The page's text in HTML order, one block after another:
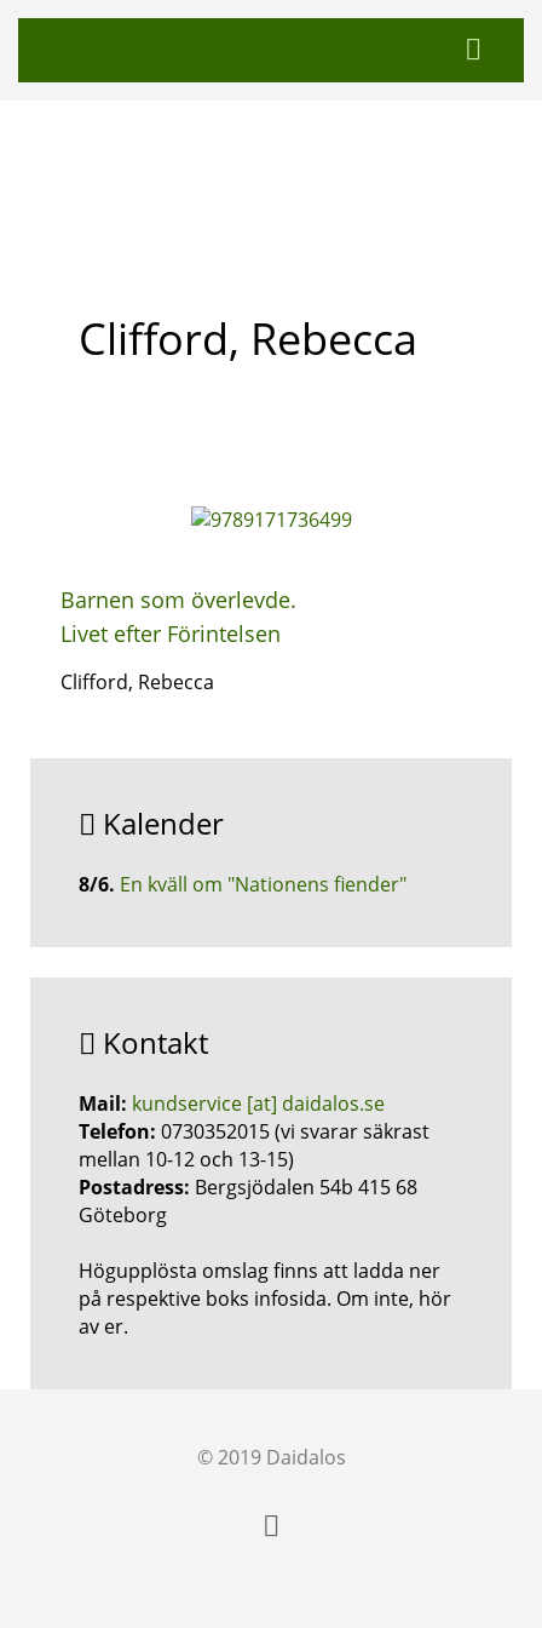
Clifford, Rebecca
Barnen som överlevde.
Livet efter Förintelsen
Clifford, Rebecca
Kalender
8/6. En kväll om "Nationens fiender"
Kontakt
Mail: kundservice [at] daidalos.se
Telefon: 0730352015 (vi svarar säkrast
mellan 10-12 och 13-15)
Postadress: Bergsjödalen 54b 415 68
Göteborg
Högupplösta omslag finns att ladda ner
på respektive boks infosida. Om inte, hör
av er.
© 2019 Daidalos